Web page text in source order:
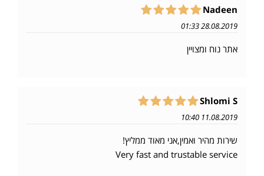
Nadeen
28.08.2019 01:33
אתר נוח ומצויין
‪Shlomi S
11.08.2019 10:40
שירות מהיר ואמין,אני מאוד ממליץ!
Very fast and trustable service